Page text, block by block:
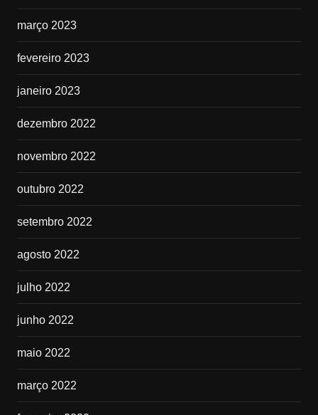
março 2023
fevereiro 2023
janeiro 2023
dezembro 2022
novembro 2022
outubro 2022
setembro 2022
agosto 2022
julho 2022
junho 2022
maio 2022
março 2022